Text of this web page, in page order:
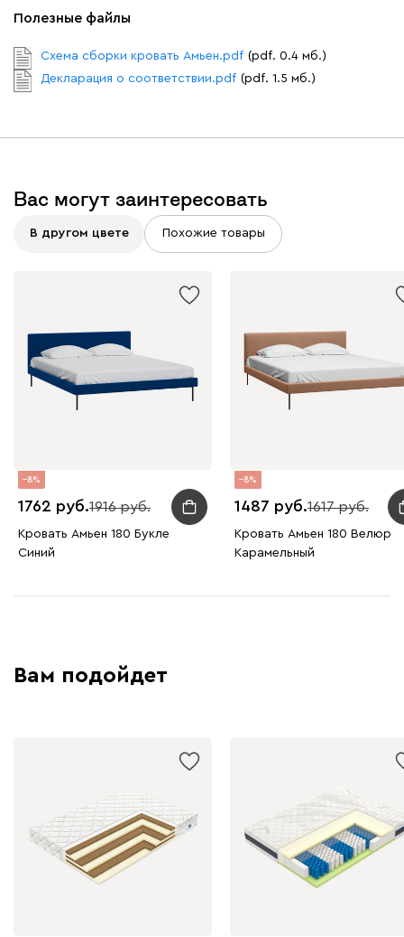
Букле
Терра
Бежевый Графит Молочный Серый
Полезные файлы
Схема сборки кровать Амьен.pdf (pdf. 0.4 мб.)
Декларация о соответствии.pdf (pdf. 1.5 мб.)
Вас могут заинтересовать
В другом цвете Похожие товары
8
1762 1916
Кровать Амьен 180 Букле
Синий
8
1487 1617
Кровать Амьен 180 Велюр
Карамельный
Вам подойдет